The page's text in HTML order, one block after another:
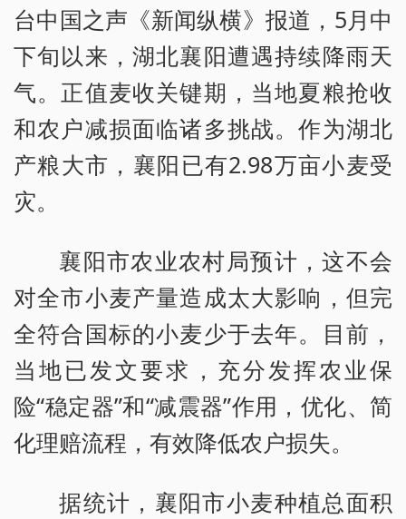
台中国之声《新闻纵横》报道，5月中
下旬以来，湖北襄阳遭遇持续降雨天
气。正值麦收关键期，当地夏粮抢收
和农户减损面临诸多挑战。作为湖北
产粮大市，襄阳已有2.98万亩小麦受
灾。
襄阳市农业农村局预计，这不会
对全市小麦产量造成太大影响，但完
全符合国标的小麦少于去年。目前，
当地已发文要求，充分发挥农业保
险“稳定器”和“减震器”作用，优化、简
化理赔流程，有效降低农户损失。
据统计，襄阳市小麦种植总面积